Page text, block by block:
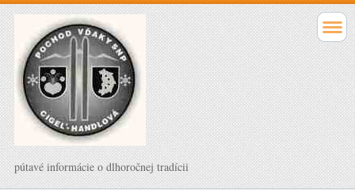
pútavé informácie o dlhoročnej tradícii